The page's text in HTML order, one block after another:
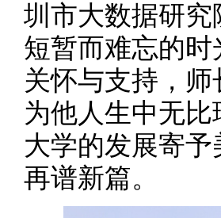
圳市大数据研
短暂而难忘的时
关怀与支持，
为他人生中无
大学的发展寄
再谱新篇。